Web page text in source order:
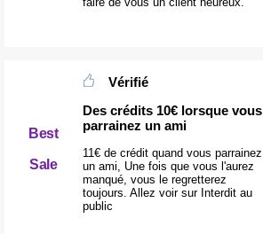
Best
Sale
Vérifié
Des crédits 10€ lorsque vous
parrainez un ami
11€ de crédit quand vous parrainez
un ami, Une fois que vous l'aurez
manqué, vous le regretterez
toujours. Allez voir sur Interdit au
public